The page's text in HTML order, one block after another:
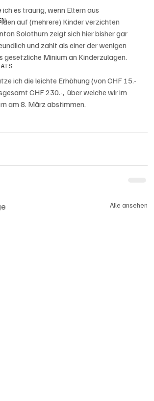
es traurig, wenn Eltern aus
auf (mehrere) Kinder verzichten
Solothurn zeigt sich hier bisher gar
und zahlt als einer der wenigen
gesetzliche Minium an Kinderzulagen.
ich die leichte Erhöhung (von CHF 15.-
CHF 230.-,  über welche wir im
am 8. März abstimmen.
Alle ansehen